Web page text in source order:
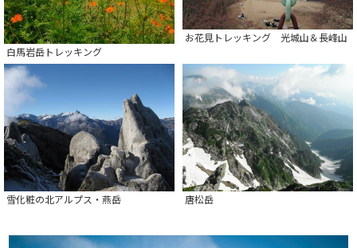
白馬岩岳トレッキング
お花見トレッキング 光城山＆長峰山
雪化粧の北アルプス・燕岳 唐松岳